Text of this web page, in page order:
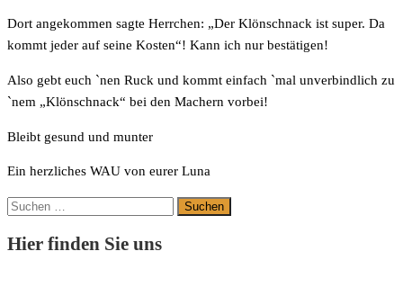
Dort angekommen sagte Herrchen: „Der Klönschnack ist super. Da
kommt jeder auf seine Kosten“! Kann ich nur bestätigen!
Also gebt euch `nen Ruck und kommt einfach `mal unverbindlich zu
`nem „Klönschnack“ bei den Machern vorbei!
Bleibt gesund und munter
Ein herzliches WAU von eurer Luna
Suchen
Hier finden Sie uns